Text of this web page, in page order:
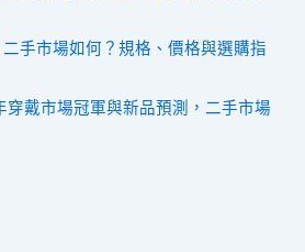
手市場如何？規格、價格與選購指
戴市場冠軍與新品預測，二手市場